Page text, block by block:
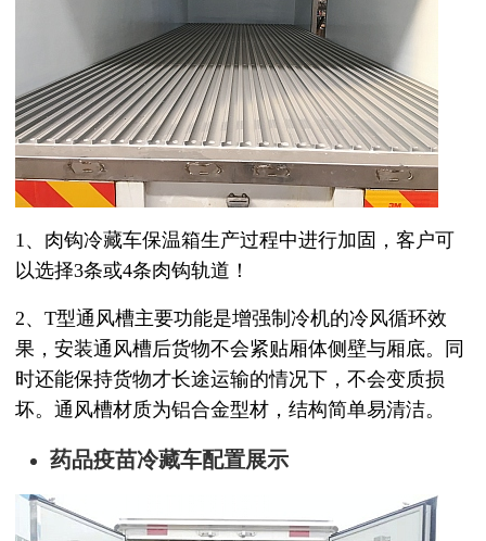
1、肉钩冷藏车保温箱生产过程中进行加固，客户可
以选择3条或4条肉钩轨道！
2、T型通风槽主要功能是增强制冷机的冷风循环效
果，安装通风槽后货物不会紧贴厢体侧壁与厢底。同
时还能保持货物才长途运输的情况下，不会变质损
坏。通风槽材质为铝合金型材，结构简单易清洁。
药品疫苗冷藏车配置展示